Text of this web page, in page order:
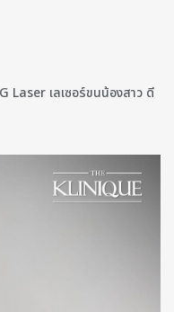
Laser เลเซอร์ขนน้องสาว ดี